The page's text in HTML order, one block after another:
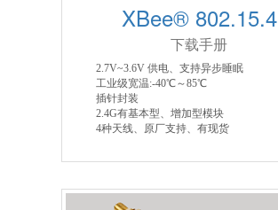
XBee® 802.15.4
下载手册
2.7V~3.6V 供电、支持异步睡眠
工业级宽温:-40℃～85℃
插针封装
2.4G有基本型、增加型模块
4种天线、原厂支持、有现货